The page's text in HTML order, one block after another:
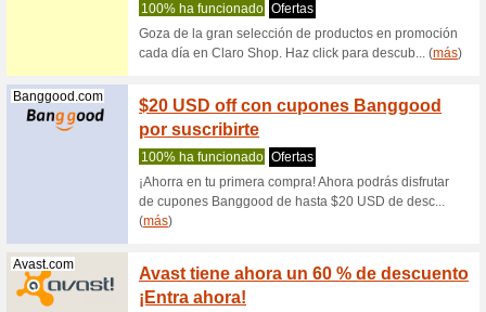
Aliexpress.com